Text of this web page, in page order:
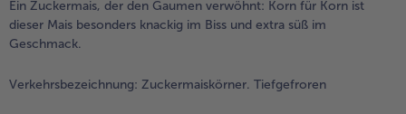
Weiterempfehlen &
Ein Zuckermais, der den Gaumen verwöhnt: Korn für Korn ist
dieser Mais besonders knackig im Biss und extra süß im
Geschmack.
Verkehrsbezeichnung: Zuckermaiskörner. Tiefgefroren